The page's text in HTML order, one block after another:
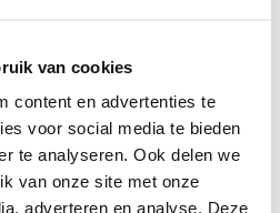
van cookies
content en advertenties te
voor social media te bieden
te analyseren. Ook delen we
van onze site met onze
adverteren en analyse. Deze
0.2 kW